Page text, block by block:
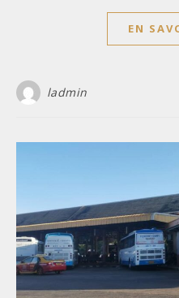
EN
ladmin